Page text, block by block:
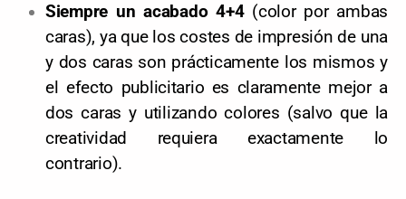
Siempre un acabado 4+4(color por ambas
caras), ya que los costes de impresión de una
y dos caras son prácticamente los mismos y
el efecto publicitario es claramente mejor a
dos caras y utilizando colores (salvo que la
creatividad requiera exactamente lo
contrario).